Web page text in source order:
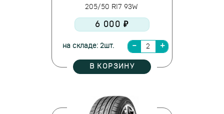
205/50 R17 93W
6 000 ₽
на складе: 2шт.
В КОРЗИНУ